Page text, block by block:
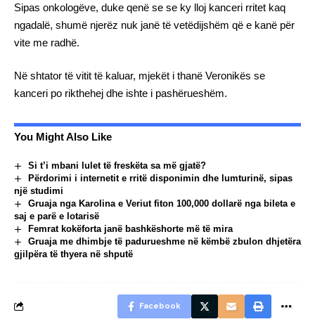
Sipas onkologëve, duke qenë se se ky lloj kanceri rritet kaq
ngadalë, shumë njerëz nuk janë të vetëdijshëm që e kanë për
vite me radhë.
Në shtator të vitit të kaluar, mjekët i thanë Veronikës se
kanceri po rikthehej dhe ishte i pashërueshëm.
You Might Also Like
Si t’i mbani lulet të freskëta sa më gjatë?
Përdorimi i internetit e rritë disponimin dhe lumturinë, sipas
një studimi
Gruaja nga Karolina e Veriut fiton 100,000 dollarë nga bileta e
saj e parë e lotarisë
Femrat kokëforta janë bashkëshorte më të mira
Gruaja me dhimbje të padurueshme në këmbë zbulon dhjetëra
gjilpëra të thyera në shputë
Facebook